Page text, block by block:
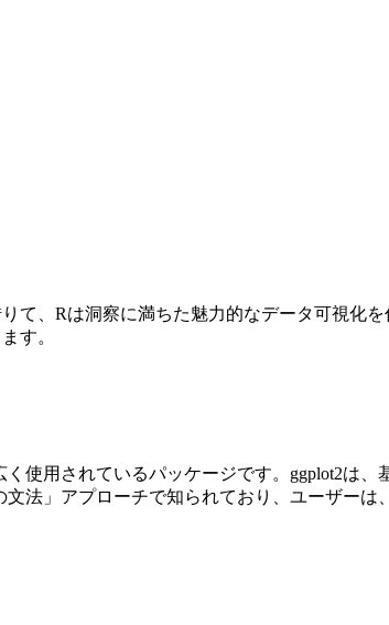
、Rは洞察に満ちた魅力的なデータ可視化
す。
使用されているパッケージです。ggplot2は
法」アプローチで知られており、ユーザーは